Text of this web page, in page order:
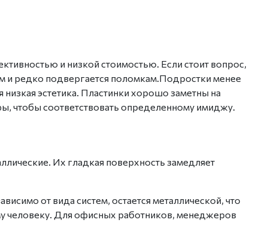
и низкой стоимостью. Если стоит вопрос,
и редко подвергается поломкам.Подростки менее
эстетика. Пластинки хорошо заметны на
чтобы соответствовать определенному имиджу.
Их гладкая поверхность замедляет
от вида систем, остается металлической, что
человеку. Для офисных работников, менеджеров